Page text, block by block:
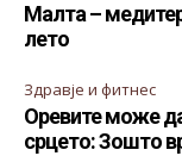
Малта –
лето
Здравје и фитнес
Оревите може
срцето: Зошто